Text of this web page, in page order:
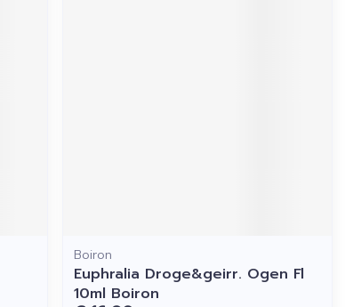
Boiron
Euphralia Droge&geirr. Ogen Fl
10ml Boiron